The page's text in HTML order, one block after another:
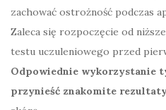
zachować ostrożność podczas
Zaleca się rozpoczęcie od
testu uczuleniowego przed
Odpowiednie wykorzystanie
przynieść znakomite